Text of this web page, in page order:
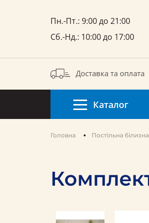
Пн.-Пт.: 9:00 до 21:00
Сб.-Нд.: 10:00 до 17:00
Доставка та оплата
Каталог
Головна Постільна білизна